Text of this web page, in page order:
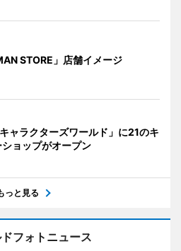
STORE」店舗イメージ
キャラクターズワールド」に21のキ
ショップがオープン
っと見る
フォトニュース